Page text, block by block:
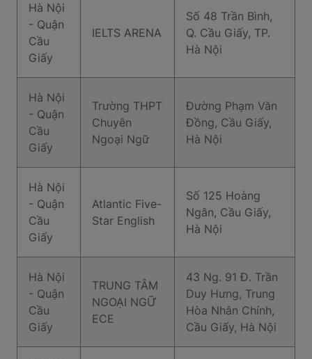
Hà Nội
- Quận
Cầu
Giấy
IELTS ARENA
Số 48 Trần Bình,
Q. Cầu Giấy, TP.
Hà Nội
Hà Nội
- Quận
Cầu
Giấy
Trường THPT
Chuyên
Ngoại Ngữ
Đường Phạm Văn
Đồng, Cầu Giấy,
Hà Nội
Hà Nội
- Quận
Cầu
Giấy
Atlantic Five-
Star English
Số 125 Hoàng
Ngân, Cầu Giấy,
Hà Nội
Hà Nội
- Quận
Cầu
Giấy
TRUNG TÂM
NGOẠI NGỮ
ECE
43 Ng. 91 Đ. Trần
Duy Hưng, Trung
Hòa Nhân Chính,
Cầu Giấy, Hà Nội